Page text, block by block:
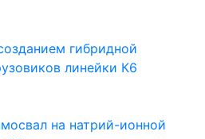
гибридной
линейки К6
на натрий-ионной